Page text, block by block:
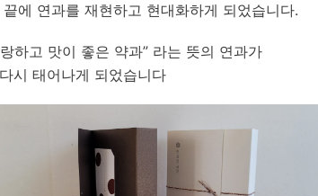
에 연과를 재현하고 현대화하게 되었습니다.
하고 맛이 좋은 약과” 라는 뜻의 연과가
시 태어나게 되었습니다